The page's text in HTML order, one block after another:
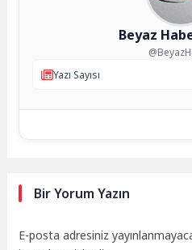
Beyaz
Yazı Sayısı
Bir Yorum Yazın
E-posta adresiniz